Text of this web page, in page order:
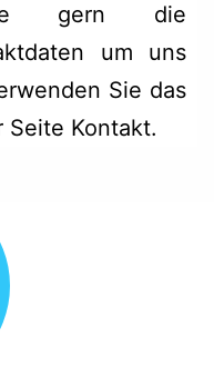
gern die
um uns
Sie das
Seite Kontakt.